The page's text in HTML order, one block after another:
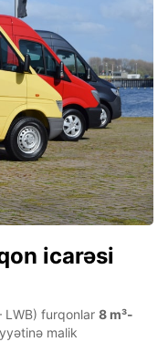
icarəsi
LWB) furqonlar 8 m³-
malik